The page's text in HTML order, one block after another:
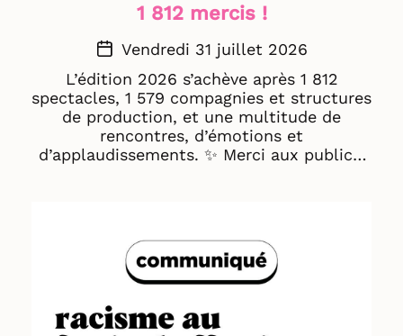
1 812 mercis !
Vendredi 31 juillet 2026
L’édition 2026 s’achève après 1 812
spectacles, 1 579 compagnies et structures
de production, et une multitude de
rencontres, d’émotions et
d’applaudissements. ✨ Merci aux publics,
vous l’année prochaine ! 🌴 L'équipe
d'Avignon Festival & Compagnies part en
congés prochainement. Les services seront
fermés à partir du 3 août jusqu'au 4
septembre. 📷© Eloïse Villaret